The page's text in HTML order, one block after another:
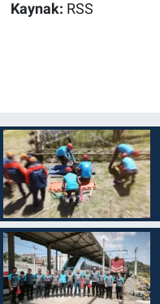
Kaynak: RSS